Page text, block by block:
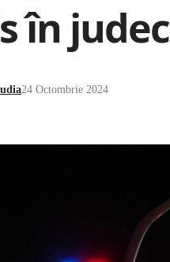
în
24 Octombrie 2024